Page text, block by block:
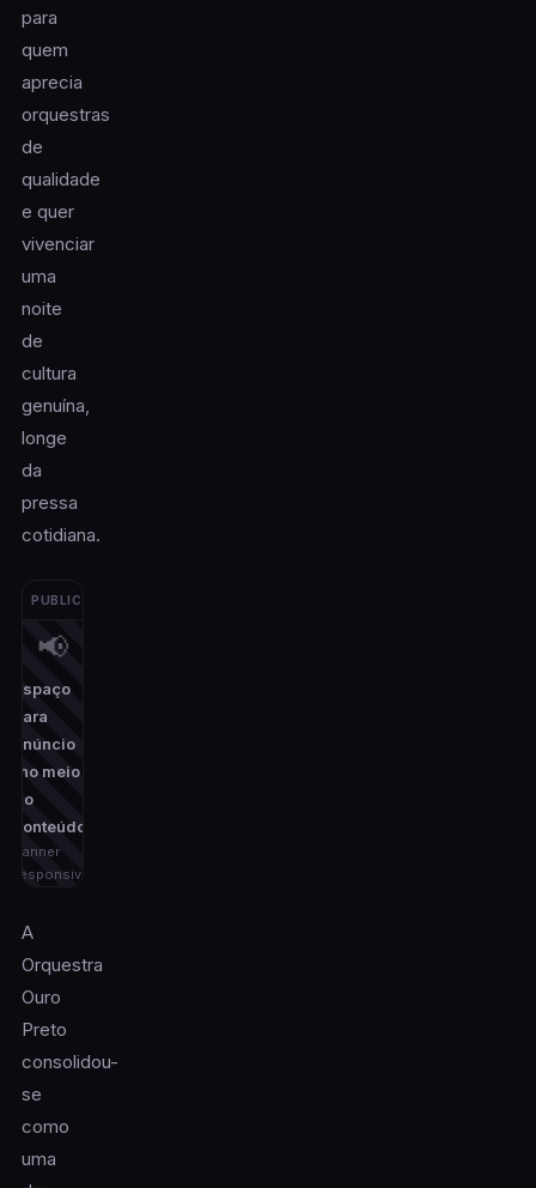
para
quem
aprecia
orquestras
de
qualidade
e quer
vivenciar
uma
noite
de
cultura
genuína,
longe
da
pressa
cotidiana.
PUBLICIDADE
📢
Espaço
para
anúncio
(no meio
do
conteúdo)
banner
responsivo
A
Orquestra
Ouro
Preto
consolidou-
se
como
uma